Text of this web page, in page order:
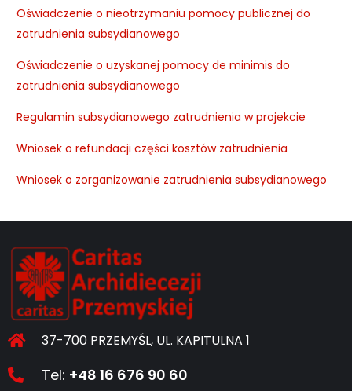
Oświadczenie o nieotrzymaniu pomocy publicznej do
zatrudnienia subsydianowego
Oświadczenie o uzyskanej pomocy de minimis do
zatrudnienia subsydianowego
Regulamin subsydianowego zatrudnienia w projekcie
Wniosek o refundacji części kosztów zatrudnienia
Wniosek o zorganizowanie zatrudnienia subsydianowego
37-700 PRZEMYŚL, UL. KAPITULNA 1
Tel: +48 16 676 90 60